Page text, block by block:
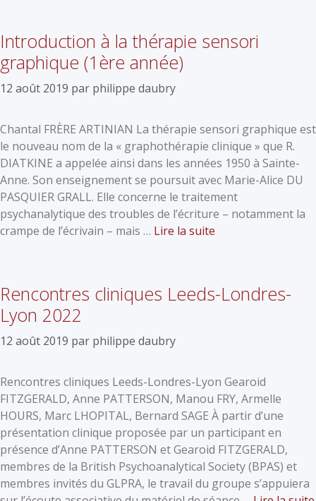
Introduction à la thérapie sensori
graphique (1ère année)
12 août 2019 par philippe daubry
Chantal FRÈRE ARTINIAN La thérapie sensori graphique est
le nouveau nom de la « graphothérapie clinique » que R.
DIATKINE a appelée ainsi dans les années 1950 à Sainte-
Anne. Son enseignement se poursuit avec Marie-Alice DU
PASQUIER GRALL. Elle concerne le traitement
psychanalytique des troubles de l’écriture – notamment la
crampe de l’écrivain – mais … Lire la suite
Rencontres cliniques Leeds-Londres-
Lyon 2022
12 août 2019 par philippe daubry
Rencontres cliniques Leeds-Londres-Lyon Gearoid
FITZGERALD, Anne PATTERSON, Manou FRY, Armelle
HOURS, Marc LHOPITAL, Bernard SAGE À partir d’une
présentation clinique proposée par un participant en
présence d’Anne PATTERSON et Gearoid FITZGERALD,
membres de la British Psychoanalytical Society (BPAS) et
membres invités du GLPRA, le travail du groupe s’appuiera